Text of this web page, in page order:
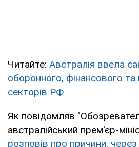
Читайте: Австралія ввела
оборонного, фінансового
секторів РФ
Як повідомляв
австралійський прем'єр-
розповів про причини, через